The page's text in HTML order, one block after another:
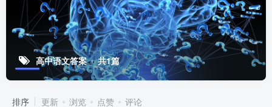
高中语文答案 共1篇
排序 更新 浏览 点赞 评论